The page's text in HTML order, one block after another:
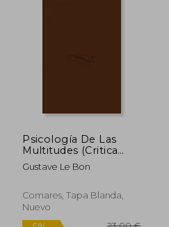
Psicología De Las
Multitudes (Critica
Derecho)
Gustave Le Bon
Comares, Tapa Blanda,
Nuevo